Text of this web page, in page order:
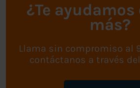
¿Te ayudamos
más?
Llama sin compromiso al
contáctanos a través